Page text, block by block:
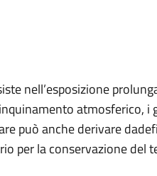
nell’esposizione
atmosferico, i
può anche derivare
per la conservazione del